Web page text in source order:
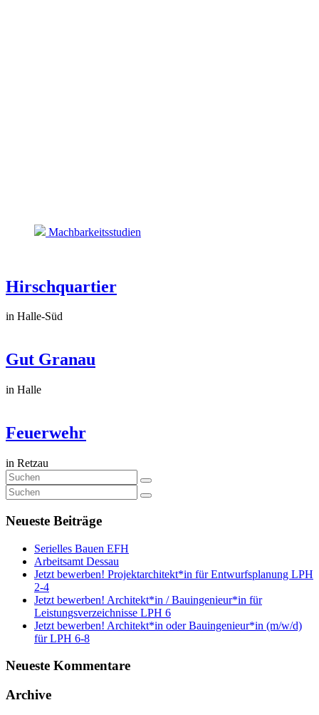
Machbarkeitsstudien
Hirschquartier
in Halle-Süd
Gut Granau
in Halle
Feuerwehr
in Retzau
Neueste Beiträge
Serielles Bauen EFH
Arbeitsamt Dessau
Jetzt bewerben! Projektarchitekt*in für Entwurfsplanung LPH
2-4
Jetzt bewerben! Architekt*in / Bauingenieur*in für
Leistungsverzeichnisse LPH 6
Jetzt bewerben! Architekt*in oder Bauingenieur*in (m/w/d)
für LPH 6-8
Neueste Kommentare
Archive